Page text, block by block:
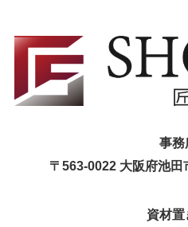
事務
〒563-0022 大阪府池
資材置